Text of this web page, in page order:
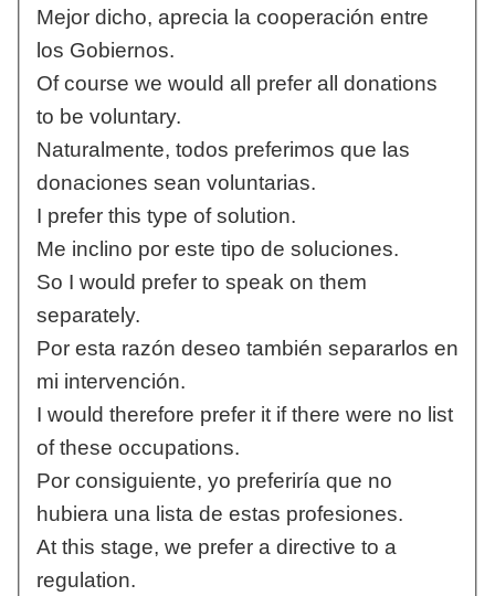
Mejor dicho, aprecia la cooperación entre
los Gobiernos.
Of course we would all prefer all donations
to be voluntary.
Naturalmente, todos preferimos que las
donaciones sean voluntarias.
I prefer this type of solution.
Me inclino por este tipo de soluciones.
So I would prefer to speak on them
separately.
Por esta razón deseo también separarlos en
mi intervención.
I would therefore prefer it if there were no list
of these occupations.
Por consiguiente, yo preferiría que no
hubiera una lista de estas profesiones.
At this stage, we prefer a directive to a
regulation.